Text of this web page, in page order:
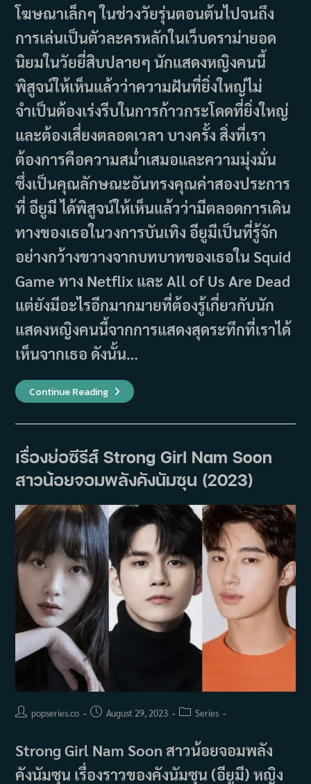
โฆษณาเล็กๆ ในช่วงวัยรุ่นตอนต้นไปจนถึง
การเล่นเป็นตัวละครหลักในเว็บดราม่ายอด
นิยมในวัยยี่สิบปลายๆ นักแสดงหญิงคนนี้
พิสูจน์ให้เห็นแล้วว่าความฝันที่ยิ่งใหญ่ไม่
จำเป็นต้องเร่งรีบในการก้าวกระโดดที่ยิ่งใหญ่
และต้องเสี่ยงตลอดเวลา บางครั้ง สิ่งที่เรา
ต้องการคือความสม่ำเสมอและความมุ่งมั่น
ซึ่งเป็นคุณลักษณะอันทรงคุณค่าสองประการ
ที่ อียูมี ได้พิสูจน์ให้เห็นแล้วว่ามีตลอดการเดิน
ทางของเธอในวงการบันเทิง อียูมีเป็นที่รู้จัก
อย่างกว้างขวางจากบทบาทของเธอใน Squid
Game ทาง Netflix และ All of Us Are Dead
แต่ยังมีอะไรอีกมากมายที่ต้องรู้เกี่ยวกับนัก
แสดงหญิงคนนี้จากการแสดงสุดระทึกที่เราได้
เห็นจากเธอ ดังนั้น…
Continue Readingอี
ยูมี
Yoo
ประวัติ
และ
งาน
เรื่องย่อซีรีส์ Strong Girl Nam Soon
สาวน้อยจอมพลังคังนัมซุน (2023)
Postpopseries.co
PostAugust 29, 2023
PostSeries
Strong Girl Nam Soon สาวน้อยจอมพลัง
คังนัมซุน เรื่องราวของคังนัมซุน (อียูมี) หญิง